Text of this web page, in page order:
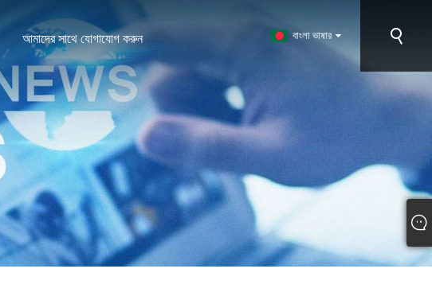
আমাদের সাথে যোগাযোগ করুন বাংলা ভাষার